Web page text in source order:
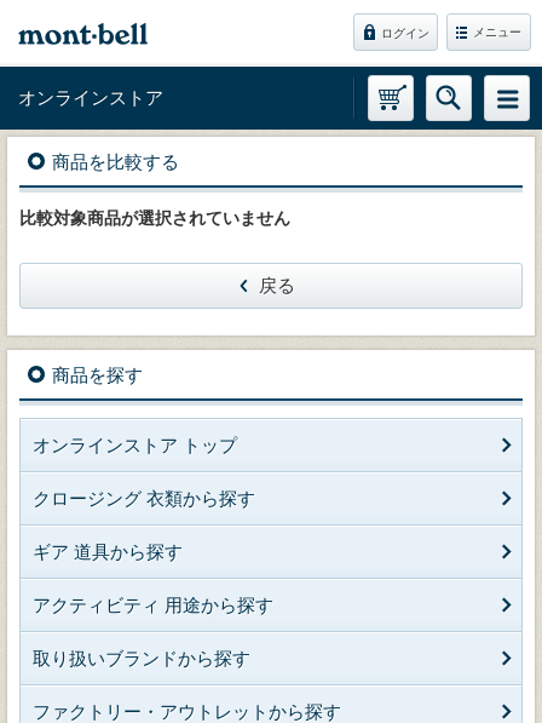
ログイン メニュー
オンラインストア
商品を比較する
比較対象商品が選択されていません
戻る
商品を探す
オンラインストア トップ
クロージング 衣類から探す
ギア 道具から探す
アクティビティ 用途から探す
取り扱いブランドから探す
ファクトリー・アウトレットから探す